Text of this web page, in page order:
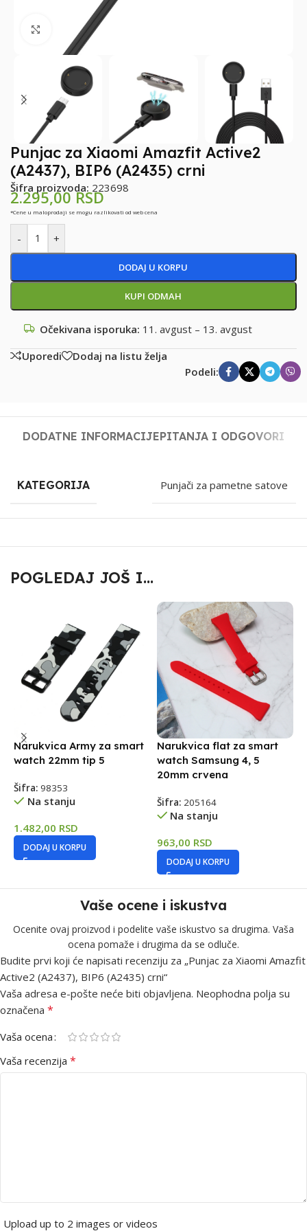
Klikni za uvećanje
Punjac za Xiaomi Amazfit Active2
(A2437), BIP6 (A2435) crni
Šifra proizvoda: 223698
2.295,00RSD
*Cene u maloprodaji se mogu razlikovati od web cena
- +
DODAJ U KORPU
KUPI ODMAH
Očekivana isporuka: 11. avgust – 13. avgust
Uporedi
Dodaj na listu želja
Podeli:
DODATNE INFORMACIJEPITANJA I ODGOVORI
KATEGORIJA Punjači za pametne satove
POGLEDAJ JOŠ I...
Narukvica Army za smart
watch 22mm tip 5
Šifra: 98353
Na stanju
1.482,00 RSD
DODAJ U KORPU
Narukvica flat za smart
watch Samsung 4, 5
20mm crvena
Šifra: 205164
Na stanju
963,00 RSD
DODAJ U KORPU
Vaše ocene i iskustva
Ocenite ovaj proizvod i podelite vaše iskustvo sa drugima. Vaša
ocena pomaže i drugima da se odluče.
Budite prvi koji će napisati recenziju za „Punjac za Xiaomi Amazfit
Active2 (A2437), BIP6 (A2435) crni“
Vaša adresa e-pošte neće biti objavljena. Neophodna polja su
označena *
Vaša ocena
Vaša recenzija *
Upload up to 2 images or videos